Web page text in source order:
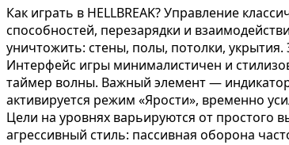
Как играть в HELLBREAK? Управление
способностей, перезарядки и
уничтожить: стены, полы, потолки,
Интерфейс игры минималистичен и
таймер волны. Важный элемент —
активируется режим «Ярости», временно
Цели на уровнях варьируются от простого
агрессивный стиль: пассивная оборона